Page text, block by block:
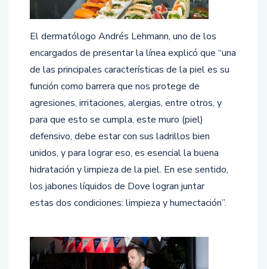
El dermatólogo Andrés Lehmann, uno de los
encargados de presentar la línea explicó que “una
de las principales características de la piel es su
función como barrera que nos protege de
agresiones, irritaciones, alergias, entre otros, y
para que esto se cumpla, este muro (piel)
defensivo, debe estar con sus ladrillos bien
unidos, y para lograr eso, es esencial la buena
hidratación y limpieza de la piel. En ese sentido,
los jabones líquidos de Dove logran juntar
estas dos condiciones: limpieza y humectación”.